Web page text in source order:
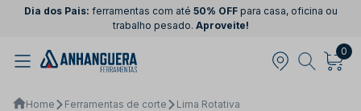
Dia dos Pais: ferramentas com até 50% OFFpara casa, oficina ou
trabalho pesado. Aproveite!
0
Home Ferramentas de corte Lima Rotativa